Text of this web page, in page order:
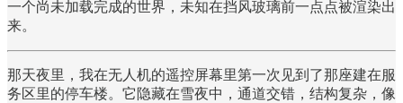
一个尚未加载完成的世界，未知在挡风玻璃前一点点被渲染出
来。
那天夜里，我在无人机的遥控屏幕里第一次见到了那座建在服
务区里的停车楼。它隐藏在雪夜中，通道交错，结构复杂，像